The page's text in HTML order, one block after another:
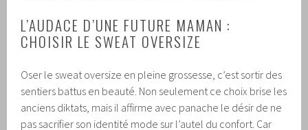
L’AUDACE D’UNE FUTURE MAMAN :
CHOISIR LE SWEAT OVERSIZE
Oser le sweat oversize en pleine grossesse, c’est sortir des
sentiers battus en beauté. Non seulement ce choix brise les
anciens diktats, mais il affirme avec panache le désir de ne
pas sacrifier son identité mode sur l’autel du confort. Car